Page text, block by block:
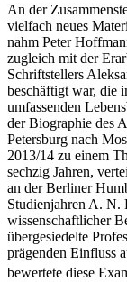
An der
vielfach neues
nahm Peter
zugleich mit der
Schriftstellers
beschäftigt war, die
umfassenden
der Biographie des
Petersburg nach
2013/14 zu einem
sechzig Jahren,
an der Berliner
Studienjahren A. N.
wissenschaftlicher
übergesiedelte
prägenden Einfluss
bewertete diese